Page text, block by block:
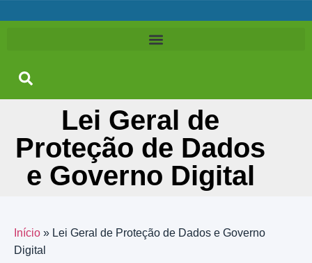
Lei Geral de
Proteção de Dados
e Governo Digital
Início » Lei Geral de Proteção de Dados e Governo
Digital